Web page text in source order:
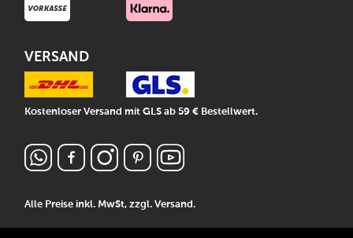
Alle Preise inkl. MwSt, zzgl.Versand.
VERSAND
Kostenloser Versand mit GLS ab 59 € Bestellwert.